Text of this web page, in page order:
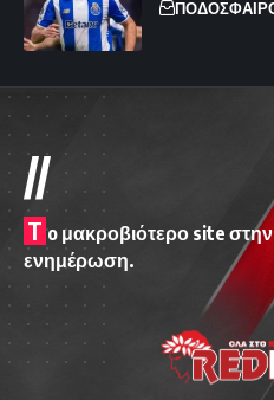
//
T o μακροβιότερο site
ενημέρωση.